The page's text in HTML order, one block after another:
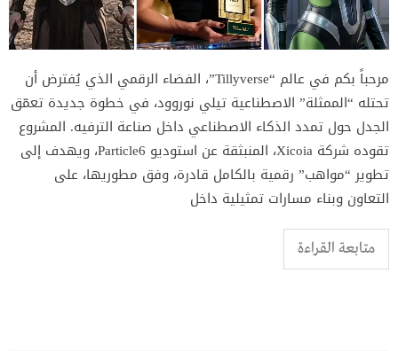
مرحباً بكم في عالم “Tillyverse”، الفضاء الرقمي الذي يُفترض أن
تحتله “الممثلة” الاصطناعية تيلي نوروود، في خطوة جديدة تعمّق
الجدل حول تمدد الذكاء الاصطناعي داخل صناعة الترفيه. المشروع
تقوده شركة Xicoia، المنبثقة عن استوديو Particle6، ويهدف إلى
تطوير “مواهب” رقمية بالكامل قادرة، وفق مطوريها، على
التعاون وبناء مسارات تمثيلية داخل
متابعة القراءة